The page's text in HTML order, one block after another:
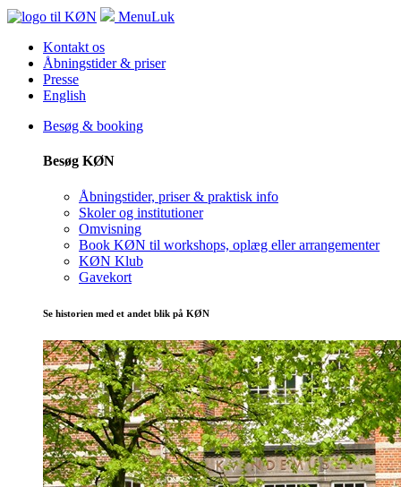
MenuLuk
Kontakt os
Åbningstider & priser
Presse
English
Besøg & booking
Besøg KØN
Åbningstider, priser & praktisk info
Skoler og institutioner
Omvisning
Book KØN til workshops, oplæg eller arrangementer
KØN Klub
Gavekort
Se historien med et andet blik på KØN